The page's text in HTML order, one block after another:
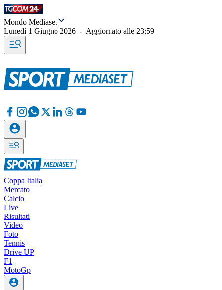
Mondo Mediaset
Lunedì 1 Giugno 2026 - Aggiornato alle 23:59
Coppa Italia
Mercato
Calcio
Live
Risultati
Video
Foto
Tennis
Drive UP
F1
MotoGp